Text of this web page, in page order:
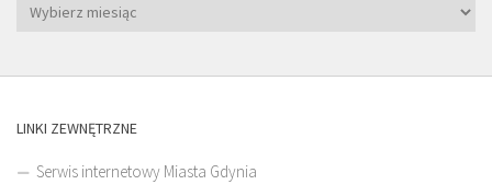
LINKI ZEWNĘTRZNE
Serwis internetowy Miasta Gdynia